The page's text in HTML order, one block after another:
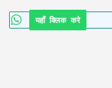
यहाँ क्लिक करे